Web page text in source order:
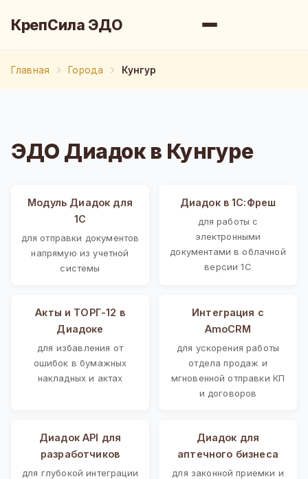
КрепСила ЭДО
Главная Города Кунгур
ЭДО Диадок в Кунгуре
Модуль Диадок для
1С
для отправки документов
напрямую из учетной
системы
Диадок в 1С:Фреш
для работы с
электронными
документами в облачной
версии 1С
Акты и ТОРГ-12 в
Диадоке
для избавления от
ошибок в бумажных
накладных и актах
Интеграция с
AmoCRM
для ускорения работы
отдела продаж и
мгновенной отправки КП
и договоров
Диадок API для
разработчиков
для глубокой интеграции
Диадок для
аптечного бизнеса
для законной приемки и